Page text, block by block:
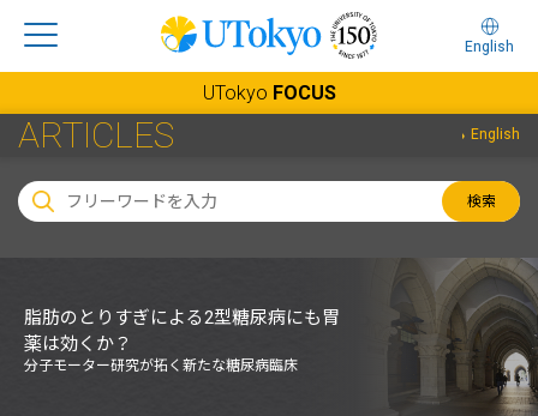
English
UTokyo FOCUS
ARTICLES English
検索
脂肪のとりすぎによる2型糖尿病にも胃
薬は効くか？
分子モーター研究が拓く新たな糖尿病臨床